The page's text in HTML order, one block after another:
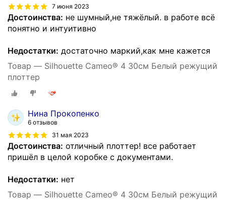
7 июня 2023
Достоинства: не шумный,не тяжёлый. в работе всё
понятно и интуитивно
Недостатки: достаточно маркий,как мне кажется
Товар — Silhouette Cameo® 4 30см Белый режущий
плоттер
Нина Прокопенко
6 отзывов
31 мая 2023
Достоинства: отличный плоттер! все работает
пришёл в целой коробке с документами.
Недостатки: нет
Товар — Silhouette Cameo® 4 30см Белый режущий